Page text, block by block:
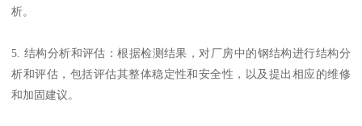
析。
5. 结构分析和评估：根据检测结果，对厂房中的钢结构进行结构分
析和评估，包括评估其整体稳定性和安全性，以及提出相应的维修
和加固建议。